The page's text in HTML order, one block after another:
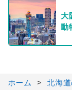
大
動
ホーム 北海